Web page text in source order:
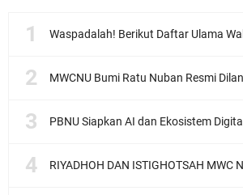
Waspadalah! Berikut Daftar Ulama Wahabi di Seluruh
MWCNU Bumi Ratu Nuban Resmi Dilantik, Siap Perkuat
PBNU Siapkan AI dan Ekosistem Digital "Satu Ranah Digital untuk Ulama",
RIYADHOH DAN ISTIGHOTSAH MWC NU LOWOKWARU Menyambut Muktamar NU ke-